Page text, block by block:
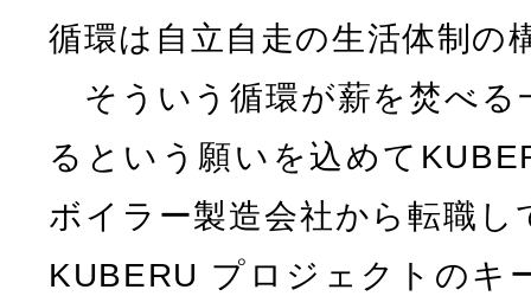
循環は自立自走の生活体制の
そういう循環が薪を焚べる
るという願いを込めて
ボイラー製造会社から転職
KUBERU プロジェクトのキ